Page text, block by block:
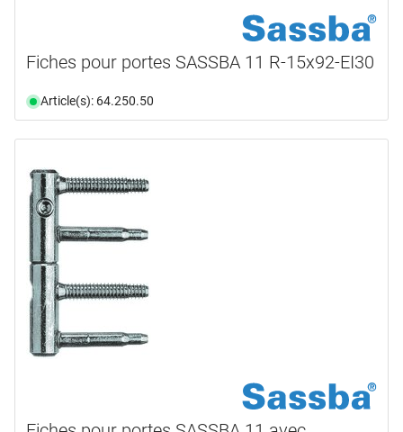
Fiches pour portes SASSBA 11 R-15x92-EI30
Article(s): 64.250.50